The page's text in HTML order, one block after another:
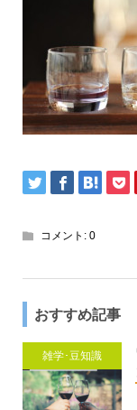
コメント: 0
おすすめ記事
雑学･豆知識